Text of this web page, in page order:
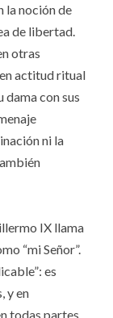
la noción de
de libertad.
otras
actitud ritual
con sus
ni la
IX llama
“mi Señor”.
es
y en
todas partes